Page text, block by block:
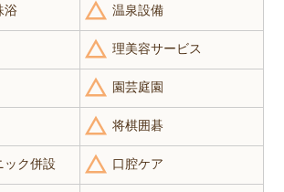
浴 温泉設備
理美容サービス
園芸庭園
将棋囲碁
ック併設 口腔ケア